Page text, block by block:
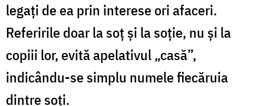
legați de ea prin interese ori afaceri.
Referirile doar la soț și la soție, nu și la
copiii lor, evită apelativul „casă”,
indicându-se simplu numele fiecăruia
dintre soți.